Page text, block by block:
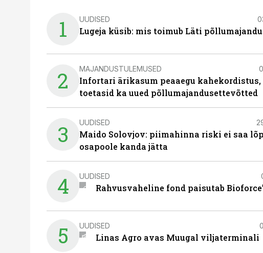
1 UUDISED
Lugeja küsib: mis toimub Läti
2 MAJANDUSTULEMUSED
Infortari ärikasum peaaegu
toetasid ka uued põllumajandusettevõtted
3 UUDISED
Maido Solovjov: piimahinna riski ei saa
osapoole kanda jätta
4 UUDISED
Rahvusvaheline fond paisutab
5 UUDISED
Linas Agro avas Muugal viljaterminali